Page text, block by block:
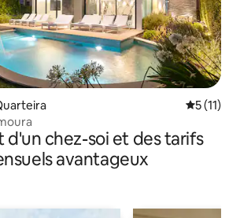
5 (11)
d'un chez-soi et des tarifs
avantageux